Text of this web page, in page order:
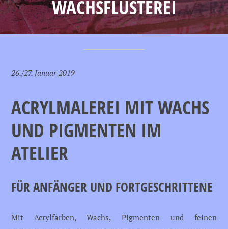
WACHSFLÜSTEREI
26./27. Januar 2019
ACRYLMALEREI MIT WACHS
UND PIGMENTEN IM
ATELIER
FÜR ANFÄNGER UND FORTGESCHRITTENE
Mit Acrylfarben, Wachs, Pigmenten und feinen